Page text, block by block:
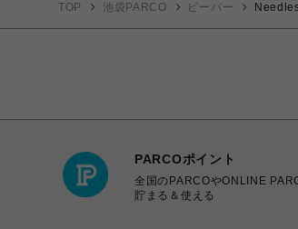
TOP 池袋PARCO ビーバー
PARCOポイント
全国のPARCOやONLINE
貯まる＆使える